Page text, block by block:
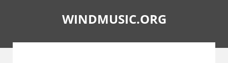
WINDMUSIC.ORG